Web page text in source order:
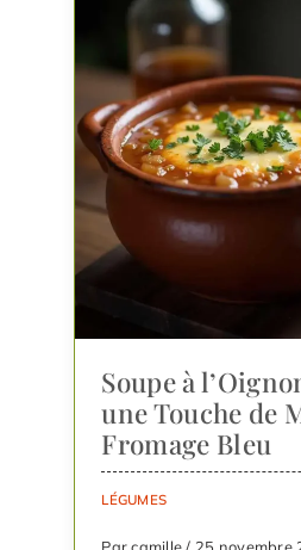
Soupe à
une Touche de
Fromage Bleu
LÉGUMES
Par camille / 25 novembre